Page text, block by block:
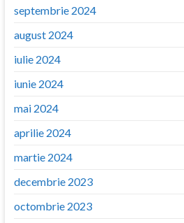
septembrie 2024
august 2024
iulie 2024
iunie 2024
mai 2024
aprilie 2024
martie 2024
decembrie 2023
octombrie 2023